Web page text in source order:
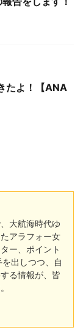
たよ！【ANA
大航海時代ゆ
アラフォー女
ー、ポイント
出しつつ、自
る情報が、皆